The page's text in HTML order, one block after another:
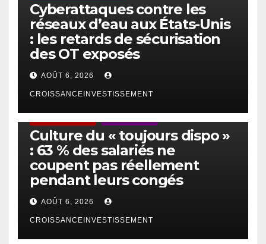
Cyberattaques contre les
réseaux d’eau aux États-Unis
: les retards de sécurisation
des OT exposés
AOÛT 6, 2026
CROISSANCEINVESTISSEMENT
Culture du « toujours dispo »
: 63 % des salariés ne
coupent pas réellement
pendant leurs congés
AOÛT 6, 2026
CROISSANCEINVESTISSEMENT